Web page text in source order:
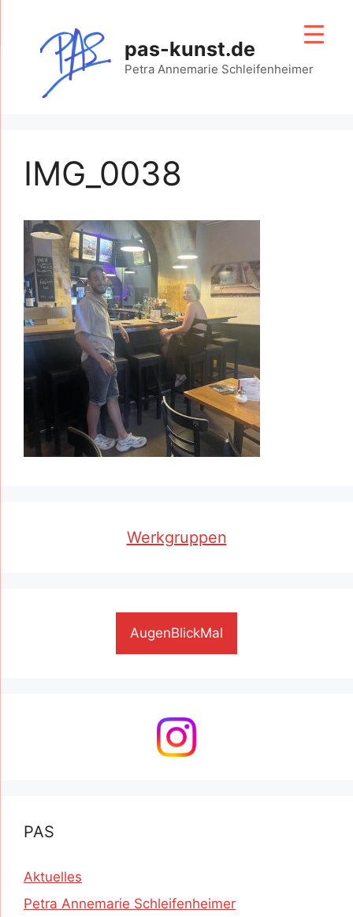
springen
pas-kunst.de
Petra Annemarie Schleifenheimer
IMG_0038
Werkgruppen
AugenBlickMal
PAS
Aktuelles
Petra Annemarie Schleifenheimer